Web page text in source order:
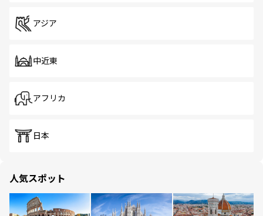
アジア
中近東
アフリカ
日本
人気スポット